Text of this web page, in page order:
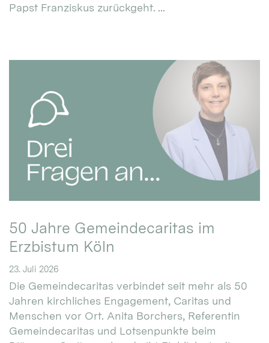
Papst Franziskus zurückgeht. ...
50 Jahre Gemeindecaritas im
Erzbistum Köln
23. Juli 2026
Die Gemeindecaritas verbindet seit mehr als 50
Jahren kirchliches Engagement, Caritas und
Menschen vor Ort. Anita Borchers, Referentin
Gemeindecaritas und Lotsenpunkte beim